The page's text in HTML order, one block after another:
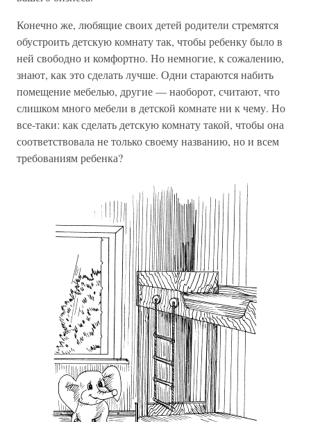
Конечно же, любящие своих детей родители стремятся
обустроить детскую комнату так, чтобы ребенку было в
ней свободно и комфортно. Но немногие, к сожалению,
знают, как это сделать лучше. Одни стараются набить
помещение мебелью, другие — наоборот, считают, что
слишком много мебели в детской комнате ни к чему. Но
все-таки: как сделать детскую комнату такой, чтобы она
соответствовала не только своему названию, но и всем
требованиям ребенка?